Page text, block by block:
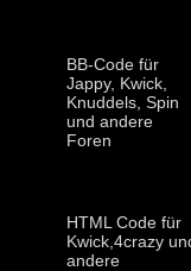
BB-Code für
Jappy, Kwick,
Knuddels, Spin
und andere
Foren
HTML Code für
Kwick,4crazy
andere